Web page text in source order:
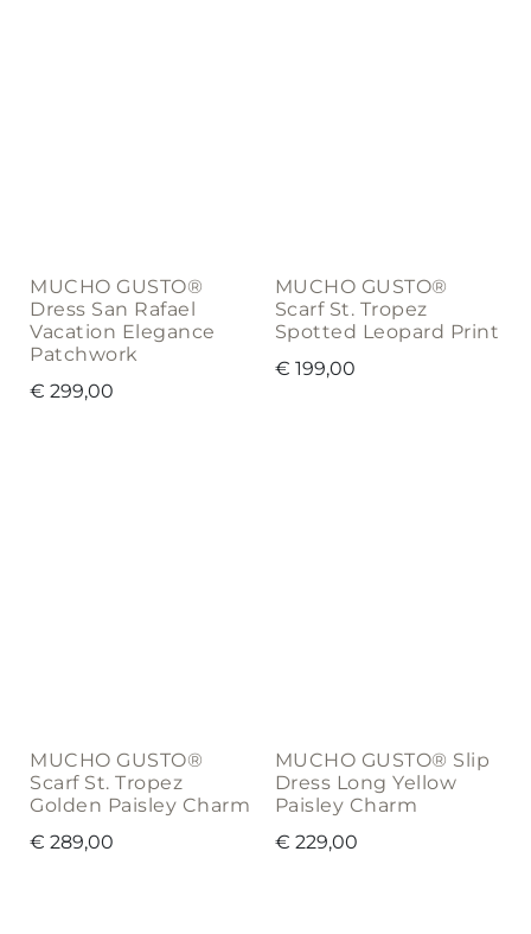
MUCHO GUSTO®
Dress San Rafael
Vacation Elegance
Patchwork
€ 299,00
MUCHO GUSTO®
Scarf St. Tropez
Spotted Leopard Print
€ 199,00
MUCHO GUSTO®
Scarf St. Tropez
Golden Paisley Charm
€ 289,00
MUCHO GUSTO® Slip
Dress Long Yellow
Paisley Charm
€ 229,00